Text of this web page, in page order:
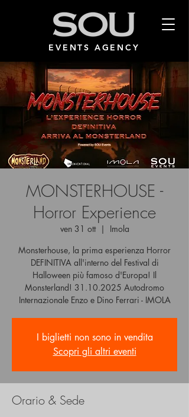
EVENTS AGENCY
MONSTERHOUSE -
Horror Experience
ven 31 ott
  |
Imola
Monsterhouse, la prima esperienza Horror
DEFINITIVA all'interno del Festival di
Halloween più famoso d'Europa! Il
Monsterland! 31.10.2025 Autodromo
Internazionale Enzo e Dino Ferrari - IMOLA
I biglietti non sono in vendita
Scopri gli altri eventi
Orario & Sede